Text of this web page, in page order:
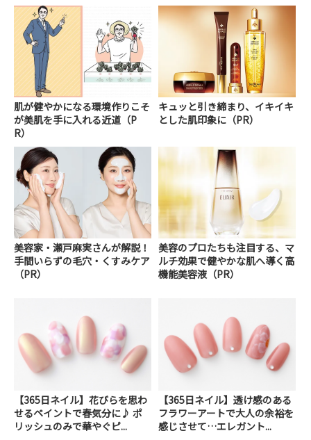
肌が健やかになる環境作りこそ
が美肌を手に入れる近道（P
R）
キュッと引き締まり、イキイキ
とした肌印象に（PR）
美容家・瀬戸麻実さんが解説！
手間いらずの毛穴・くすみケア
（PR）
美容のプロたちも注目する、マ
ルチ効果で健やかな肌へ導く高
機能美容液（PR）
【365日ネイル】花びらを思わ
せるペイントで春気分に♪ ポ
リッシュのみで華やぐピ...
【365日ネイル】透け感のある
フラワーアートで大人の余裕を
感じさせて…エレガント...